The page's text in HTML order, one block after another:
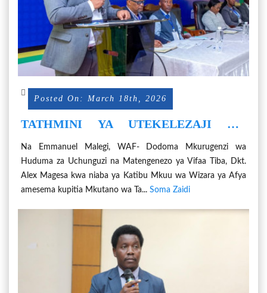
Posted On: March 18th, 2026
TATHMINI YA UTEKELEZAJI WA
CHACHU YA UBORA WA HUDUMA
Na Emmanuel Malegi, WAF- Dodoma Mkurugenzi wa
Huduma za Uchunguzi na Matengenezo ya Vifaa Tiba, Dkt.
Alex Magesa kwa niaba ya Katibu Mkuu wa Wizara ya Afya
amesema kupitia Mkutano wa Ta... Soma Zaidi